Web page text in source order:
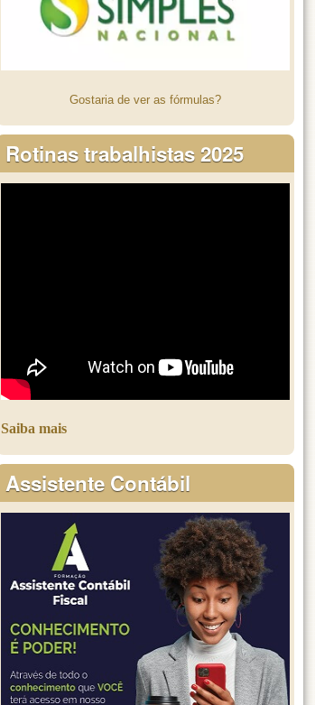
Gostaria de ver as fórmulas?
Rotinas trabalhistas 2025
Saiba mais
Assistente Contábil